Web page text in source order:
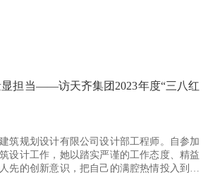
担当——访天齐集团2023年度“三八红
筑规划设计有限公司设计部工程师。自参加
设计工作，她以踏实严谨的工作态度、精益
先的创新意识，把自己的满腔热情投入到工